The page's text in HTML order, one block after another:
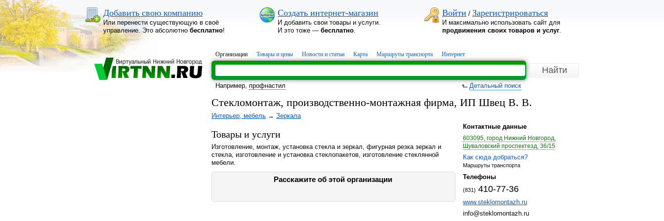
Добавить свою компанию
Или перенести существующую в своё
управление. Это абсолютно бесплатно!
Создать интернет-магазин
И добавить свои товары и услуги.
И это тоже — бесплатно.
Войти / Зарегистрироваться
И максимально использовать сайт для
продвижения своих товаров и услуг.
Организации Товары и цены Новости и статьи Карта Маршруты транспорта Интернет
Например, профнастил Детальный поиск
Стекломонтаж, производственно-монтажная фирма, ИП Швец В. В.
Интерьер, мебель → Зеркала
Товары и услуги
Изготовление, монтаж, установка стекла и зеркал, фигурная резка зеркал и
стекла, изготовление и установка стеклопакетов, изготовление стеклянной
мебели.
Расскажите об этой организации
Контактные данные
603095, город Нижний Новгород,
Шуваловский проспектезд, 36/15
Как сюда добраться?
Маршруты транспорта
Телефоны
(831) 410-77-36
www.steklomontazh.ru
info@steklomontazh.ru